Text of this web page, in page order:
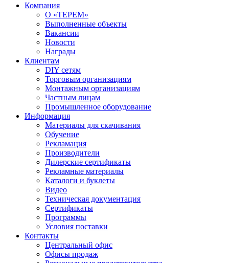
Компания
О «ТЕРЕМ»
Выполненные объекты
Вакансии
Новости
Награды
Клиентам
DIY сетям
Торговым организациям
Монтажным организациям
Частным лицам
Промышленное оборудование
Информация
Материалы для скачивания
Обучение
Рекламация
Производители
Дилерские сертификаты
Рекламные материалы
Каталоги и буклеты
Видео
Техническая документация
Сертификаты
Программы
Условия поставки
Контакты
Центральный офис
Офисы продаж